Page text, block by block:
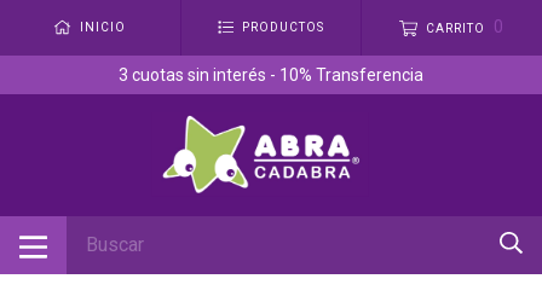
INICIO PRODUCTOS CARRITO 0
3 cuotas sin interés - 10% Transferencia